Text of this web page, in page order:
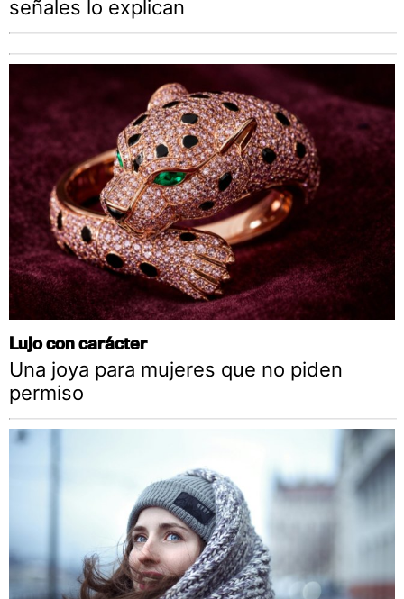
señales lo explican
Lujo con carácter
Una joya para mujeres que no piden
permiso